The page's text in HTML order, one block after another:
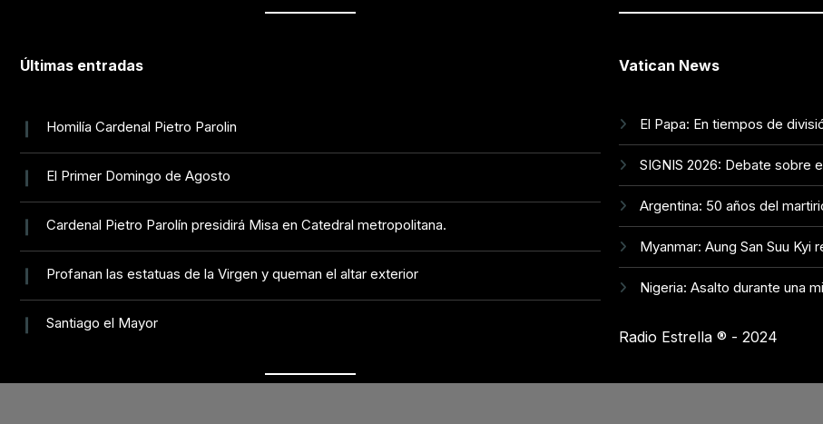
Últimas entradas
Homilía Cardenal Pietro Parolin
El Primer Domingo de Agosto
Cardenal Pietro Parolín presidirá Misa en Catedral metropolitana.
Profanan las estatuas de la Virgen y queman el altar exterior
Santiago el Mayor
Vatican News
El Papa: En tiempos de
SIGNIS 2026: Debate sobre
Argentina: 50 años del
Myanmar: Aung San Suu Kyi
Nigeria: Asalto durante una
Radio Estrella ®️ - 2024